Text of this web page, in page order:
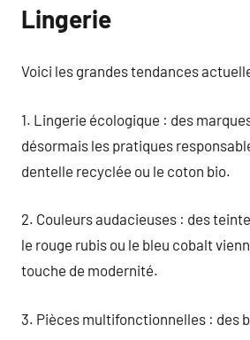
Lingerie
Voici les grandes tendances
1. Lingerie écologique : des
désormais les pratiques
dentelle recyclée ou le coton bio.
2. Couleurs audacieuses : des
le rouge rubis ou le bleu cobalt
touche de modernité.
3. Pièces multifonctionnelles : des